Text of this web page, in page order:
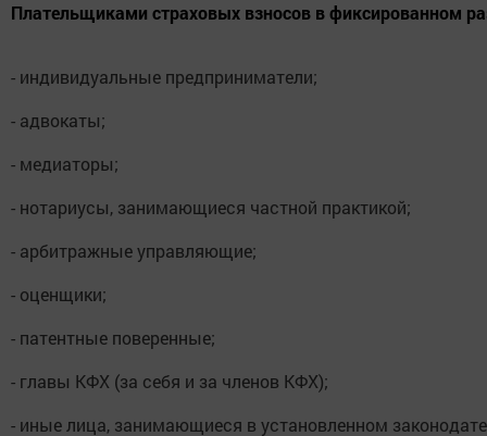
Плательщиками страховых взносов в фиксированном
- индивидуальные предприниматели;
- адвокаты;
- медиаторы;
- нотариусы, занимающиеся частной практикой;
- арбитражные управляющие;
- оценщики;
- патентные поверенные;
- главы КФХ (за себя и за членов КФХ);
- иные лица, занимающиеся в установленном